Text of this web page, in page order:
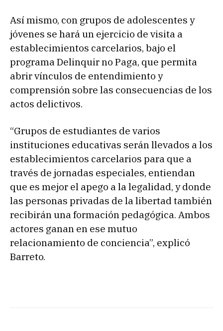
Así mismo, con grupos de adolescentes y
jóvenes se hará un ejercicio de visita a
establecimientos carcelarios, bajo el
programa Delinquir no Paga, que permita
abrir vínculos de entendimiento y
comprensión sobre las consecuencias de los
actos delictivos.
“Grupos de estudiantes de varios
instituciones educativas serán llevados a los
establecimientos carcelarios para que a
través de jornadas especiales, entiendan
que es mejor el apego a la legalidad, y donde
las personas privadas de la libertad también
recibirán una formación pedagógica. Ambos
actores ganan en ese mutuo
relacionamiento de conciencia”, explicó
Barreto.